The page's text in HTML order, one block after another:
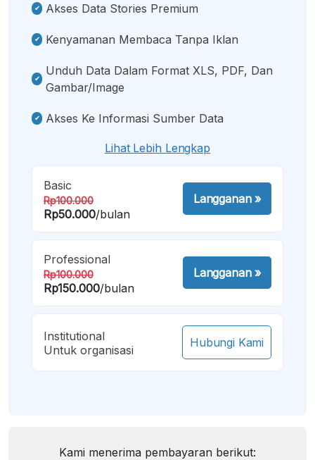
Akses Data Stories Premium
Kenyamanan Membaca Tanpa Iklan
Unduh Data Dalam Format XLS, PDF, Dan
Gambar/image
Akses Ke Informasi Sumber Data
Lihat Lebih Lengkap
Basic
Rp100.000
Rp50.000/bulan
Langganan»
Professional
Rp100.000
Rp150.000/bulan
Langganan»
Institutional
Untuk organisasi
Hubungi Kami
Kami menerima pembayaran berikut: